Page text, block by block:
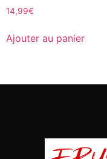
14,99€
Ajouter au panier